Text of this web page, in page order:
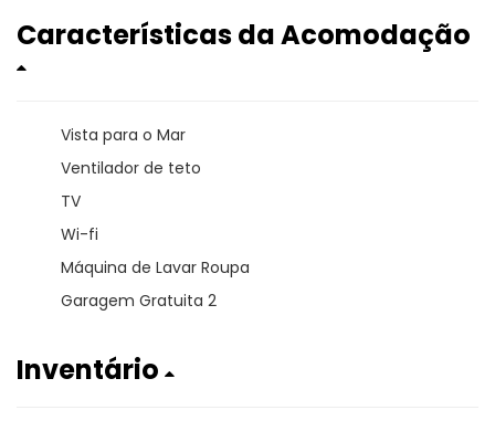
Características da Acomodação
Vista para o Mar
Ventilador de teto
TV
Wi-fi
Máquina de Lavar Roupa
Garagem Gratuita 2
Inventário